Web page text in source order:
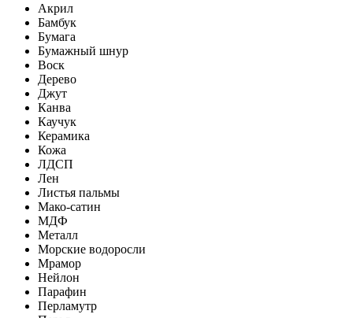
Акрил
Бамбук
Бумага
Бумажный шнур
Воск
Дерево
Джут
Канва
Каучук
Керамика
Кожа
ЛДСП
Лен
Листья пальмы
Мако-сатин
МДФ
Металл
Морские водоросли
Мрамор
Нейлон
Парафин
Перламутр